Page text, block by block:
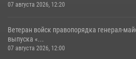
07 августа 2026, 12:20
Ветеран войск правопорядка генерал-
выпуска «...
07 августа 2026, 12:00